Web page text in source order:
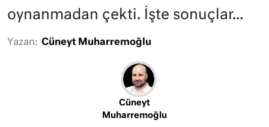
oynanmadan çekti. İşte sonuçlar...
Yazan: Cüneyt Muharremoğlu
Cüneyt
Muharremoğlu